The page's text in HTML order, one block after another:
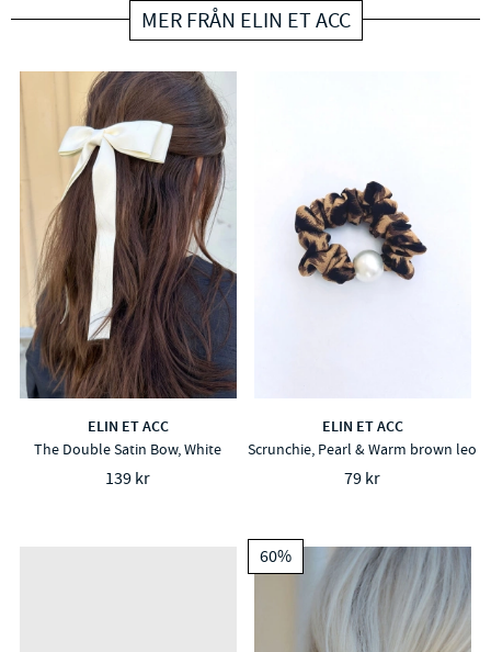
MER FRÅN ELIN ET ACC
ELIN ET ACC
The Double Satin Bow, White
139 kr
ELIN ET ACC
Scrunchie, Pearl & Warm brown leo
79 kr
60%